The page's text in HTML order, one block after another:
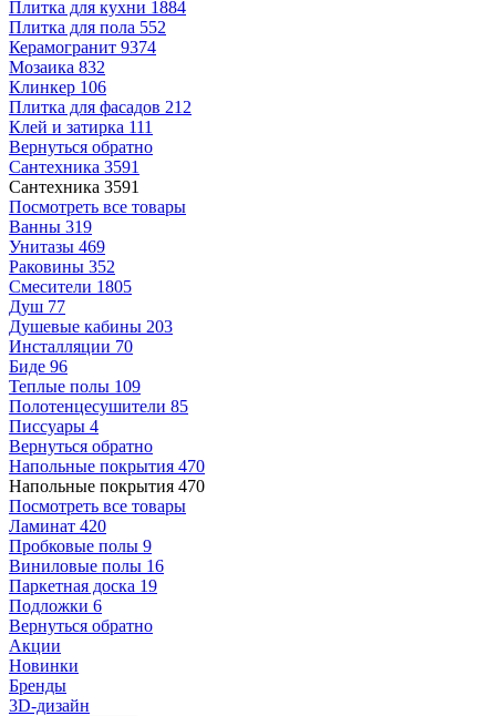
Плитка для кухни 1884
Плитка для пола 552
Керамогранит 9374
Мозаика 832
Клинкер 106
Плитка для фасадов 212
Клей и затирка 111
Вернуться обратно
Сантехника 3591
Сантехника 3591
Посмотреть все товары
Ванны 319
Унитазы 469
Раковины 352
Смесители 1805
Душ 77
Душевые кабины 203
Инсталляции 70
Биде 96
Теплые полы 109
Полотенцесушители 85
Писсуары 4
Вернуться обратно
Напольные покрытия 470
Напольные покрытия 470
Посмотреть все товары
Ламинат 420
Пробковые полы 9
Виниловые полы 16
Паркетная доска 19
Подложки 6
Вернуться обратно
Акции
Новинки
Бренды
3D-дизайн